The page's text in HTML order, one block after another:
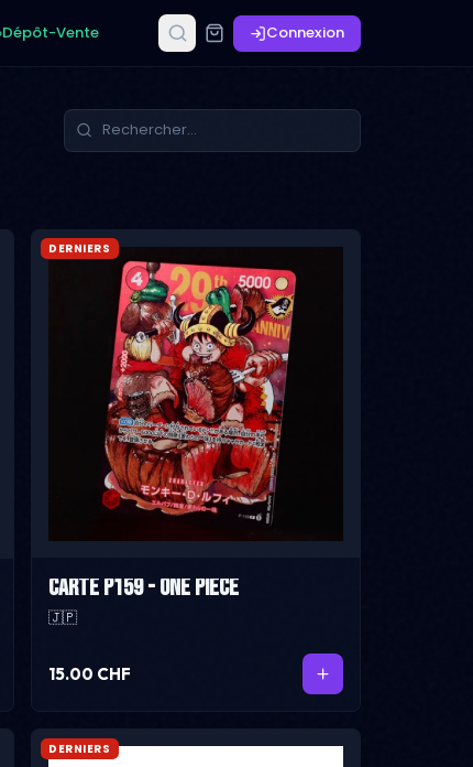
Dépôt-Vente Connexion
DERNIERS
Carte P159 - One Piece
🇯🇵
15.00 CHF
DERNIERS